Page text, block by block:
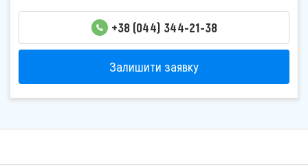
+38 (044) 344-21-38
Залишити заявку